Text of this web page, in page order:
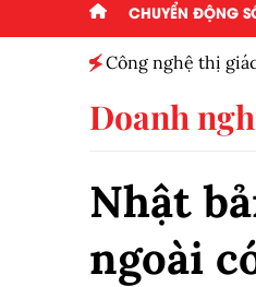
CHUYỂN ĐỘNG
Công nghệ thị
Doanh
Nhật
ngoài